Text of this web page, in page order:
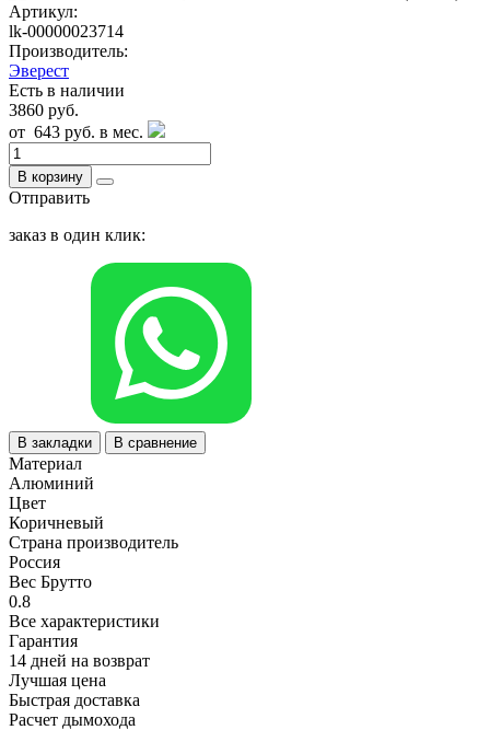
Артикул:
lk-00000023714
Производитель:
Эверест
Есть в наличии
3860 руб.
от 643 руб. в мес.
В корзину
Отправить
заказ в один клик:
В закладки В сравнение
Материал
Алюминий
Цвет
Коричневый
Страна производитель
Россия
Вес Брутто
0.8
Все характеристики
Гарантия
14 дней на возврат
Лучшая цена
Быстрая доставка
Расчет дымохода